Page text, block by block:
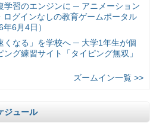
学習のエンジンに ─ アニメーション
ログインなしの教育ゲームポータル
6月4日）
くなる」を学校へ ─ 大学1年生が個
グ練習サイト「タイピング無双」
ズームイン一覧 >>
ジュール